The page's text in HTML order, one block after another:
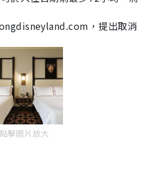
，提出取消
點擊圖片放大